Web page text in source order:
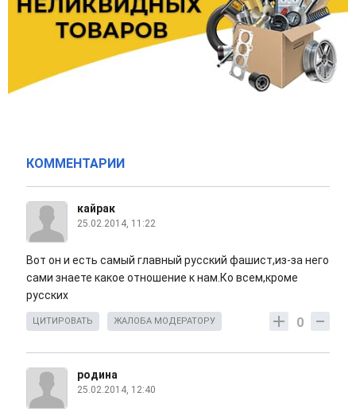
КОММЕНТАРИИ
кайрак
25.02.2014, 11:22
Вот он и есть самый главный русский фашист,из-за него
сами знаете какое отношение к нам.Ко всем,кроме
русских
0
ЦИТИРОВАТЬ ЖАЛОБА МОДЕРАТОРУ
родина
25.02.2014, 12:40